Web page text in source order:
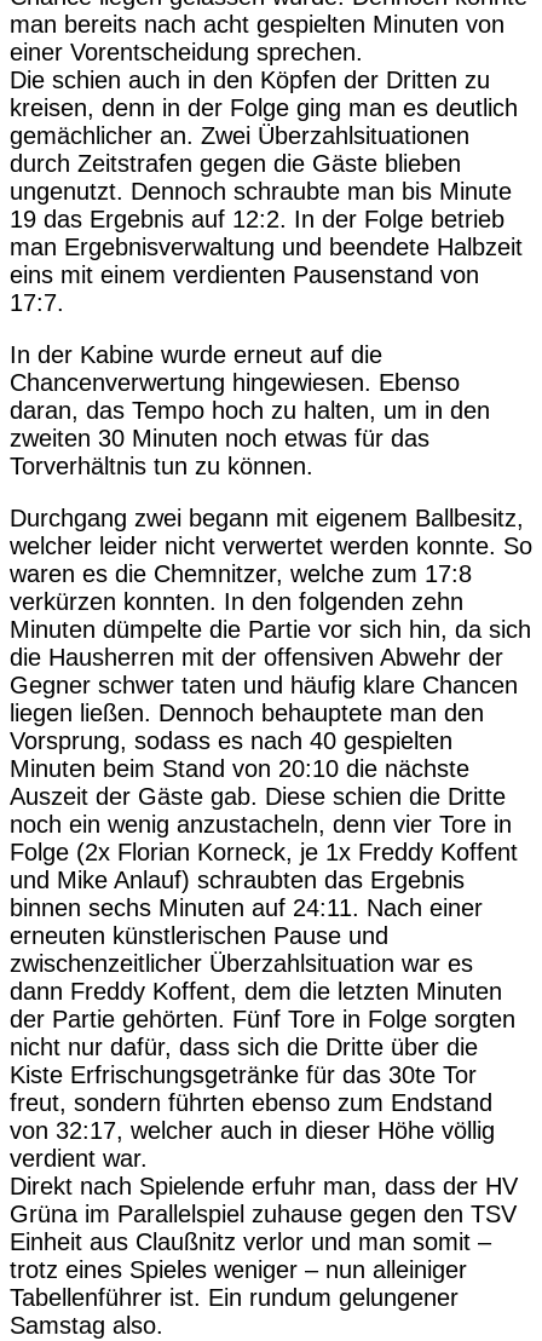
man bereits nach acht gespielten Minuten von
einer Vorentscheidung sprechen.
Die schien auch in den Köpfen der Dritten zu
kreisen, denn in der Folge ging man es deutlich
gemächlicher an. Zwei Überzahlsituationen
durch Zeitstrafen gegen die Gäste blieben
ungenutzt. Dennoch schraubte man bis Minute
19 das Ergebnis auf 12:2. In der Folge betrieb
man Ergebnisverwaltung und beendete Halbzeit
eins mit einem verdienten Pausenstand von
17:7.
In der Kabine wurde erneut auf die
Chancenverwertung hingewiesen. Ebenso
daran, das Tempo hoch zu halten, um in den
zweiten 30 Minuten noch etwas für das
Torverhältnis tun zu können.
Durchgang zwei begann mit eigenem Ballbesitz,
welcher leider nicht verwertet werden konnte. So
waren es die Chemnitzer, welche zum 17:8
verkürzen konnten. In den folgenden zehn
Minuten dümpelte die Partie vor sich hin, da sich
die Hausherren mit der offensiven Abwehr der
Gegner schwer taten und häufig klare Chancen
liegen ließen. Dennoch behauptete man den
Vorsprung, sodass es nach 40 gespielten
Minuten beim Stand von 20:10 die nächste
Auszeit der Gäste gab. Diese schien die Dritte
noch ein wenig anzustacheln, denn vier Tore in
Folge (2x Florian Korneck, je 1x Freddy Koffent
und Mike Anlauf) schraubten das Ergebnis
binnen sechs Minuten auf 24:11. Nach einer
erneuten künstlerischen Pause und
zwischenzeitlicher Überzahlsituation war es
dann Freddy Koffent, dem die letzten Minuten
der Partie gehörten. Fünf Tore in Folge sorgten
nicht nur dafür, dass sich die Dritte über die
Kiste Erfrischungsgetränke für das 30te Tor
freut, sondern führten ebenso zum Endstand
von 32:17, welcher auch in dieser Höhe völlig
verdient war.
Direkt nach Spielende erfuhr man, dass der HV
Grüna im Parallelspiel zuhause gegen den TSV
Einheit aus Claußnitz verlor und man somit –
trotz eines Spieles weniger – nun alleiniger
Tabellenführer ist. Ein rundum gelungener
Samstag also.